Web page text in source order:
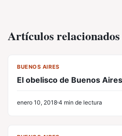
Artículos relacionados
BUENOS AIRES
El obelisco de Buenos Aires
enero 10, 2018 4 min de lectura